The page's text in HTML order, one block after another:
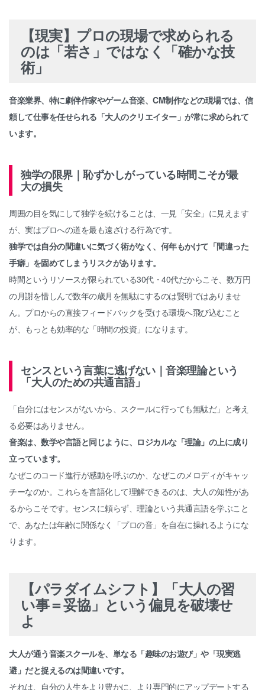
【現実】プロの現場で求められる
のは「若さ」ではなく「確かな技
術」
音楽業界、特に劇伴作家やゲーム音楽、CM制作などの現場では、信
頼して仕事を任せられる「大人のクリエイター」が常に求められて
います。
独学の限界｜恥ずかしがっている時間こそが最
大の損失
周囲の目を気にして独学を続けることは、一見「安全」に見えます
が、実はプロへの道を最も遠ざける行為です。
独学では自分の間違いに気づく術がなく、何年もかけて「間違った
手癖」を固めてしまうリスクがあります。
時間というリソースが限られている30代・40代だからこそ、数万円
の月謝を惜しんで数年の歳月を無駄にするのは賢明ではありませ
ん。プロからの直接フィードバックを受ける環境へ飛び込むこと
が、もっとも効率的な「時間の投資」になります。
センスという言葉に逃げない｜音楽理論という
「大人のための共通言語」
「自分にはセンスがないから、スクールに行っても無駄だ」と考え
る必要はありません。
音楽は、数学や言語と同じように、ロジカルな「理論」の上に成り
立っています。
なぜこのコード進行が感動を呼ぶのか、なぜこのメロディがキャッ
チーなのか。これらを言語化して理解できるのは、大人の知性があ
るからこそです。センスに頼らず、理論という共通言語を学ぶこと
で、あなたは年齢に関係なく「プロの音」を自在に操れるようにな
ります。
【パラダイムシフト】「大人の習
い事＝妥協」という偏見を破壊せ
よ
大人が通う音楽スクールを、単なる「趣味のお遊び」や「現実逃
避」だと捉えるのは間違いです。
それは、自分の人生をより豊かに、より専門的にアップデートする